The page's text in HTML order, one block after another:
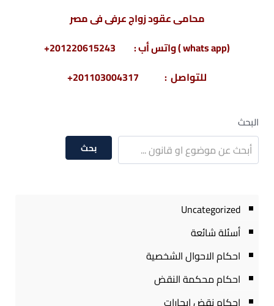
محامى عقود زواج عرفىفى مصر
(whats app ) واتس أب : 201220615243+
للتواصل : 201103004317+
البحث
بحث
Uncategorized
أسئلة شائعة
احكام الاحوال الشخصية
احكام محكمة النقض
احكام نقض ايجارات